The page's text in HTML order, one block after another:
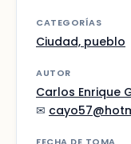
CATEGORÍAS
Ciudad, pueblo
AUTOR
Carlos Enrique
✉
FECHA DE TOMA